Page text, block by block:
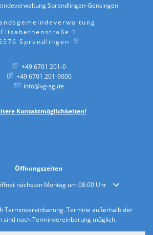
Sprendlingen-Gensingen
Elisabethenstraße 1
Sprendlingen
+49 6701 201-0
+49 6701 201-9000
info@vg-sg.de
Kontaktmöglichkeiten!
Öffnungszeiten
Öffnungs- oder Schließzeiten auszublenden
nächsten Montag um 08:00 Uhr
Terminvereinbarung. Termine außerhalb der
sind nach Terminvereinbarung möglich.